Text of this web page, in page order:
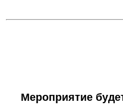
Мероприятие